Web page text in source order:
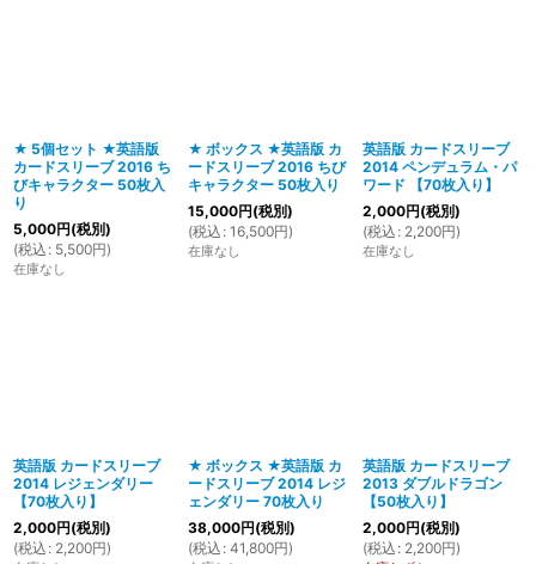
★ 5個セット ★英語版
カードスリーブ 2016 ち
びキャラクター 50枚入
り
5,000円(税別)
(税込 : 5,500円)
在庫なし
★ ボックス ★英語版 カ
ードスリーブ 2016 ちび
キャラクター 50枚入り
15,000円(税別)
(税込 : 16,500円)
在庫なし
英語版 カードスリーブ
2014 ペンデュラム・パ
ワード 【70枚入り】
2,000円(税別)
(税込 : 2,200円)
在庫なし
英語版 カードスリーブ
2014 レジェンダリー
【70枚入り】
2,000円(税別)
(税込 : 2,200円)
★ ボックス ★英語版 カ
ードスリーブ 2014 レジ
ェンダリー 70枚入り
38,000円(税別)
(税込 : 41,800円)
英語版 カードスリーブ
2013 ダブルドラゴン
【50枚入り】
2,000円(税別)
(税込 : 2,200円)